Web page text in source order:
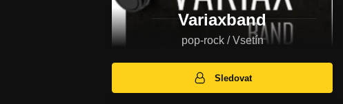
Variaxband
pop-rock / Vsetín
Sledovat